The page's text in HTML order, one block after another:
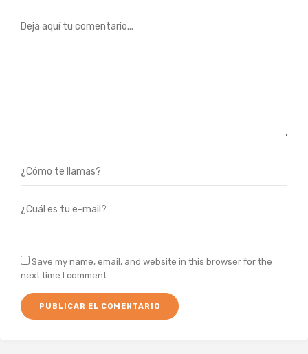
Save my name, email, and website in this browser for the
next time I comment.